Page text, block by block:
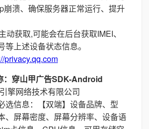
崩溃、确保服务器正常运行、提升
动获取,可能会在后台获取IMEI、
等上述设备状态信息。
privacy.qq.com
：穿山甲广告SDK-Android
擎网络技术有限公司
选信息：【双端】设备品牌、型
、屏幕密度、屏幕分辨率、设备语